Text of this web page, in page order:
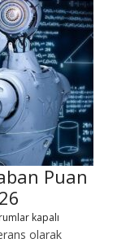
Puan
kapalı
olarak